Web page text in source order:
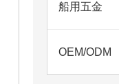
船用五金
OEM/ODM